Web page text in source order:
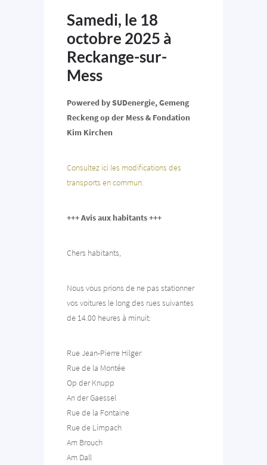
Samedi, le 18
octobre 2025 à
Reckange-sur-
Mess
Powered by SUDenergie, Gemeng
Reckeng op der Mess & Fondation
Kim Kirchen
Consultez ici les modifications des
transports en commun.
+++ Avis aux habitants+++
Chers habitants,
Nous vous prions de ne pas stationner
vos voitures le long des rues suivantes
de 14.00 heures à minuit:
Rue Jean-Pierre Hilger
Rue de la Montée
Op der Knupp
An der Gaessel
Rue de la Fontaine
Rue de Limpach
Am Brouch
Am Dall